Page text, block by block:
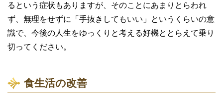
るという症状もありますが、そのことにあまりとらわれ
ず、無理をせずに「手抜きしてもいい」というくらいの意
識で、今後の人生をゆっくりと考える好機ととらえて乗り
切ってください。
食生活の改善